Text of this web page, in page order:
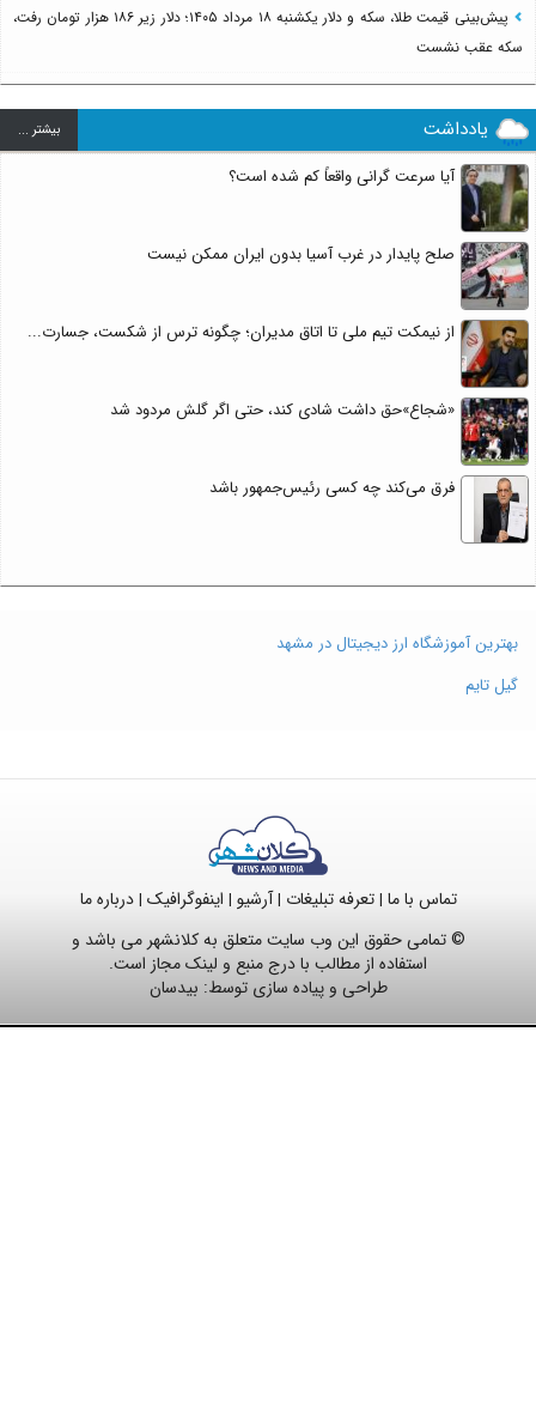
پیش‌بینی قیمت طلا، سکه و دلار یکشنبه ۱۸ مرداد ۱۴۰۵؛ دلار زیر ۱۸۶ هزار تومان رفت،
سکه عقب نشست
یادداشت بيشتر ...
آیا سرعت گرانی واقعاً کم شده است؟
صلح پایدار در غرب آسیا بدون ایران ممکن نیست
از نیمکت تیم ملی تا اتاق مدیران؛ چگونه ترس از شکست، جسارت...
«شجاع»حق داشت شادی کند، حتی اگر گلش مردود شد
فرق می‌کند چه کسی رئیس‌جمهور باشد
بهترین آموزشگاه ارز دیجیتال در مشهد
گیل تایم
تماس با ما |تعرفه تبلیغات |آرشیو | اینفوگرافیک |درباره ما
© تمامی حقوق این وب سایت متعلق به کلانشهر می باشد و
استفاده از مطالب با درج منبع و لینک مجاز است.
طراحی و پیاده سازی توسط: بیدسان